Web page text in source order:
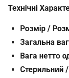
Технічні
Розмір /
Загальна
Вага нетто
Стерильний